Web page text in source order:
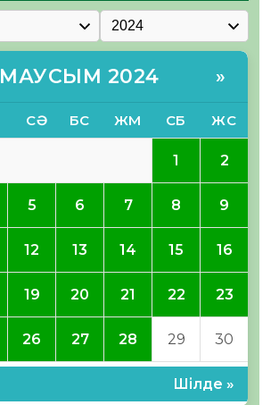
МАУСЫМ 2024 »
СӘ БС ЖМ СБ ЖС
1 2
5 6 7 8 9
12 13 14 15 16
19 20 21 22 23
26 27 28 29 30
Шілде »